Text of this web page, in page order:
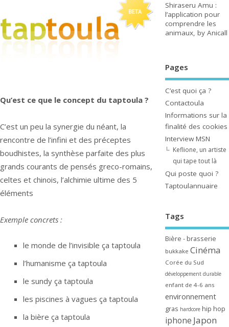
Qu’est ce que le concept du taptoula ?
C’est un peu la synergie du néant, la
rencontre de l’infini et des préceptes
boudhistes, la synthèse parfaite des plus
grands courants de pensés greco-romains,
celtes et chinois, l’alchimie ultime des 5
éléments
Exemple concrets :
le monde de l’invisible ça taptoula
l’humanisme ça taptoula
le sundy ça taptoula
les piscines à vagues ça taptoula
la bière ça taptoula
Shiraseru Amu :
l’application pour
comprendre les
animaux, by Anicall
Pages
C’est quoi ça ?
Contactoula
Informations sur la
finalité des cookies
Interview MSN
Keflione, un artiste
qui tape tout là
Qui poste quoi ?
Taptoulannuaire
Tags
Bière - brasserie
bukkake Cinéma
Corée du Sud
développement durable
enfant de 4-6 ans
environnement
gras hardcore hip hop
iphone Japon